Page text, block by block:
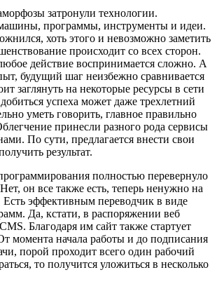
затронули технологии.
программы, инструменты и идеи.
хоть этого и невозможно заметить
происходит со всех сторон.
действие воспринимается сложно. А
будущий шаг неизбежно сравнивается
заглянуть на некоторые ресурсы в сети
успеха может даже трехлетний
уметь говорить, главное правильно
принесли разного рода сервисы
По сути, предлагается внести свои
результат.
полностью перевернуло
он все также есть, теперь ненужно на
Есть эффективным переводчик в виде
Да, кстати, в распоряжении веб
Благодаря им сайт также стартует
момента начала работы и до подписания
порой проходит всего один рабочий
то получится уложиться в несколько